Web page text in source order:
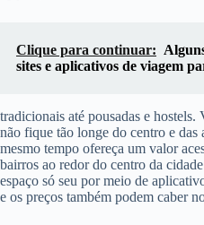
Clique para continuar:
sites e aplicativos de viagem
tradicionais até pousadas e
não fique tão longe do centro e das
mesmo tempo ofereça um valor
bairros ao redor do centro da
espaço só seu por meio de
e os preços também podem caber